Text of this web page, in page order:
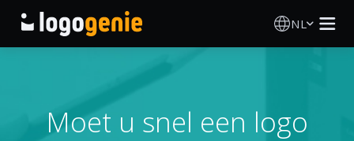
NL
AI logogenerator
Moet u snel een logo